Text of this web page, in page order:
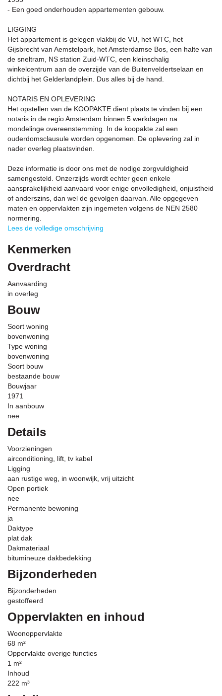
- Een goed onderhouden appartementen gebouw.
LIGGING
Het appartement is gelegen vlakbij de VU, het WTC, het
Gijsbrecht van Aemstelpark, het Amsterdamse Bos, een halte van
de sneltram, NS station Zuid-WTC, een kleinschalig
winkelcentrum aan de overzijde van de Buitenveldertselaan en
dichtbij het Gelderlandplein. Dus alles bij de hand.
NOTARIS EN OPLEVERING
Het opstellen van de KOOPAKTE dient plaats te vinden bij een
notaris in de regio Amsterdam binnen 5 werkdagen na
mondelinge overeenstemming. In de koopakte zal een
ouderdomsclausule worden opgenomen. De oplevering zal in
nader overleg plaatsvinden.
Deze informatie is door ons met de nodige zorgvuldigheid
samengesteld. Onzerzijds wordt echter geen enkele
aansprakelijkheid aanvaard voor enige onvolledigheid, onjuistheid
of anderszins, dan wel de gevolgen daarvan. Alle opgegeven
maten en oppervlakten zijn ingemeten volgens de NEN 2580
normering.
Lees de volledige omschrijving
Kenmerken
Overdracht
Aanvaarding
in overleg
Bouw
Soort woning
bovenwoning
Type woning
bovenwoning
Soort bouw
bestaande bouw
Bouwjaar
1971
In aanbouw
nee
Details
Voorzieningen
airconditioning, lift, tv kabel
Ligging
aan rustige weg, in woonwijk, vrij uitzicht
Open portiek
nee
Permanente bewoning
ja
Daktype
plat dak
Dakmateriaal
bitumineuze dakbedekking
Bijzonderheden
Bijzonderheden
gestoffeerd
Oppervlakten en inhoud
Woonoppervlakte
68 m²
Oppervlakte overige functies
1 m²
Inhoud
222 m³